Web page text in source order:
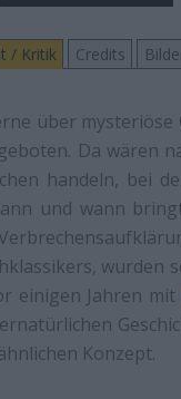
/ Kritik Credits
über
Da wären
handeln, bei
und wann
wurden
einigen Jahren mit
Konzept.